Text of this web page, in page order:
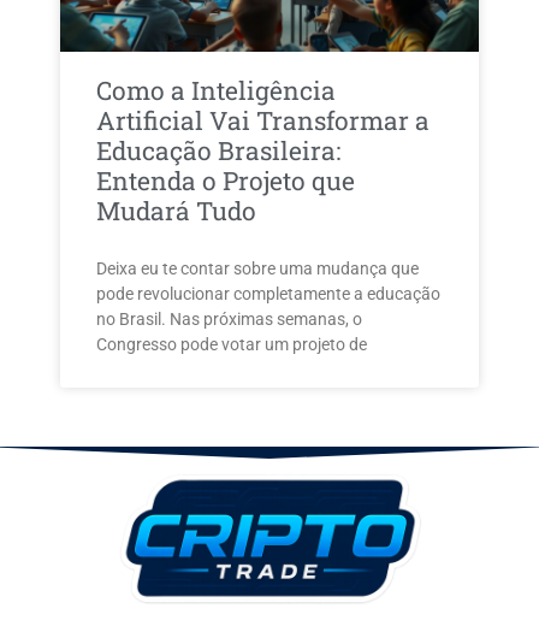
Como a Inteligência
Artificial Vai Transformar a
Educação Brasileira:
Entenda o Projeto que
Mudará Tudo
Deixa eu te contar sobre uma mudança que
pode revolucionar completamente a educação
no Brasil. Nas próximas semanas, o
Congresso pode votar um projeto de